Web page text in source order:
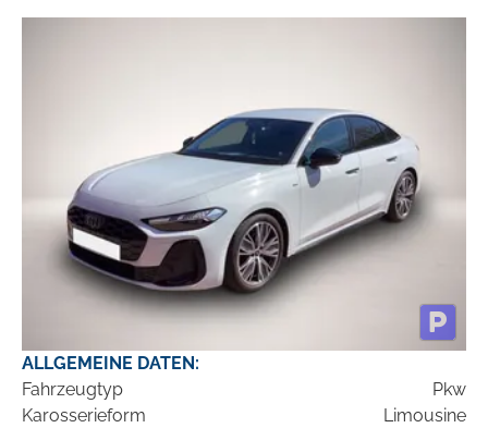
ALLGEMEINE DATEN:
Fahrzeugtyp
Pkw
Karosserieform
Limousine